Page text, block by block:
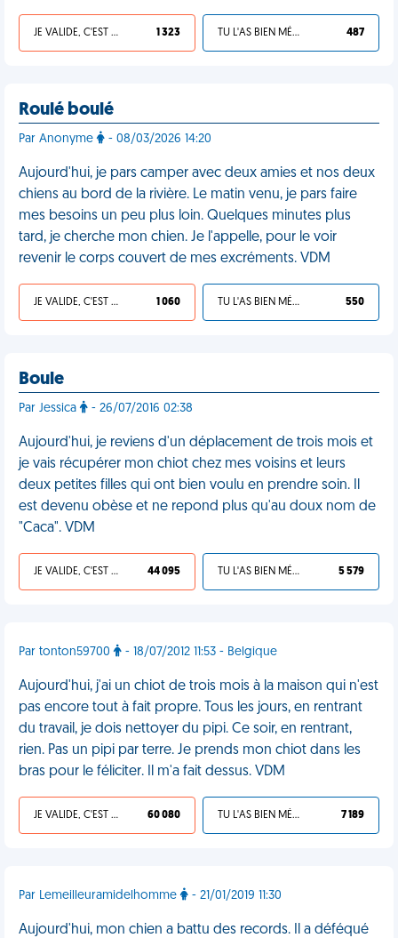
JE VALIDE, C'EST UNE VDM 1 323 TU L'AS BIEN MÉRITÉ 487
Roulé boulé
Par Anonyme - 08/03/2026 14:20
Aujourd'hui, je pars camper avec deux amies et nos deux
chiens au bord de la rivière. Le matin venu, je pars faire
mes besoins un peu plus loin. Quelques minutes plus
tard, je cherche mon chien. Je l'appelle, pour le voir
revenir le corps couvert de mes excréments. VDM
JE VALIDE, C'EST UNE VDM 1 060 TU L'AS BIEN MÉRITÉ 550
Boule
Par Jessica - 26/07/2016 02:38
Aujourd'hui, je reviens d'un déplacement de trois mois et
je vais récupérer mon chiot chez mes voisins et leurs
deux petites filles qui ont bien voulu en prendre soin. Il
est devenu obèse et ne repond plus qu'au doux nom de
"Caca". VDM
JE VALIDE, C'EST UNE VDM 44 095 TU L'AS BIEN MÉRITÉ 5 579
Par tonton59700 - 18/07/2012 11:53 - Belgique
Aujourd'hui, j'ai un chiot de trois mois à la maison qui n'est
pas encore tout à fait propre. Tous les jours, en rentrant
du travail, je dois nettoyer du pipi. Ce soir, en rentrant,
rien. Pas un pipi par terre. Je prends mon chiot dans les
bras pour le féliciter. Il m'a fait dessus. VDM
JE VALIDE, C'EST UNE VDM 60 080 TU L'AS BIEN MÉRITÉ 7 189
Par Lemeilleuramidelhomme - 21/01/2019 11:30
Aujourd'hui, mon chien a battu des records. Il a déféqué